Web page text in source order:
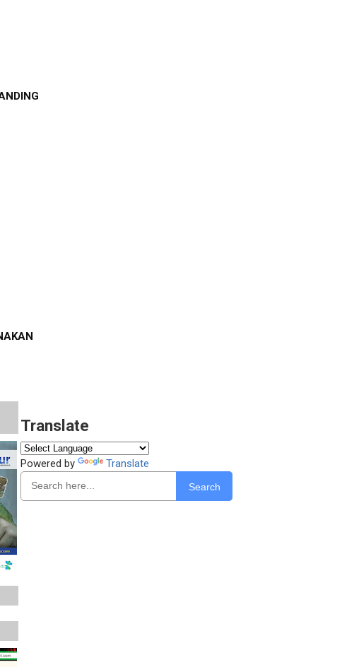
Translate
Powered by Translate
Search